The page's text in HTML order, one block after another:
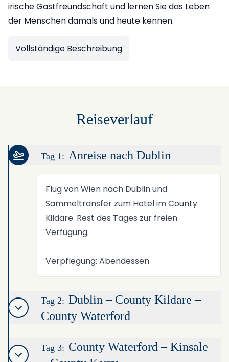
irische Gastfreundschaft und lernen Sie das Leben
der Menschen damals und heute kennen.
Vollständige Beschreibung
Reiseverlauf
Tag 1: Anreise nach Dublin
Flug von Wien nach Dublin und
Sammeltransfer zum Hotel im County
Kildare. Rest des Tages zur freien
Verfügung.
Verpflegung: Abendessen
Tag 2: Dublin – County Kildare –
County Waterford
Tag 3: County Waterford – Kinsale